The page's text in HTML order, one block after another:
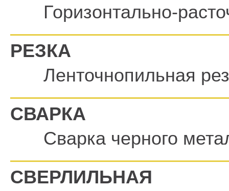
Горизонтально-
РЕЗКА
Ленточнопильная
СВАРКА
Сварка черного
СВЕРЛИЛЬНАЯ